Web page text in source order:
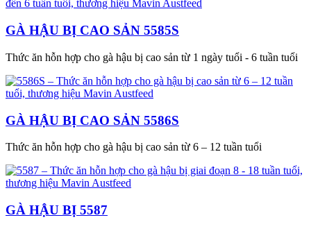
GÀ HẬU BỊ CAO SẢN 5585S
Thức ăn hỗn hợp cho gà hậu bị cao sản từ 1 ngày tuổi - 6 tuần tuổi
GÀ HẬU BỊ CAO SẢN 5586S
Thức ăn hỗn hợp cho gà hậu bị cao sản từ 6 – 12 tuần tuổi
GÀ HẬU BỊ 5587